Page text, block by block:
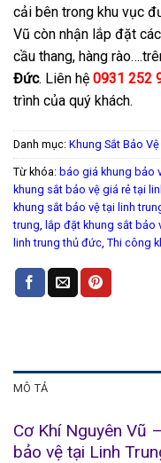
cải bên trong khu vục
Vũ còn nhận lắp đặt
cầu thang, hàng
Đức. Liên hệ 0931 252
trình của quý khách.
Danh mục: Khung Sắt Bảo Vệ
Từ khóa: báo giá khung bảo
khung sắt bảo vệ giá rẻ tại
khung sắt bảo vệ tại linh
trung
lắp đặt khung sắt bảo
linh trung thủ đức Thi công
MÔ TẢ
Cơ Khí Nguyên Vũ
bảo vệ tại Linh